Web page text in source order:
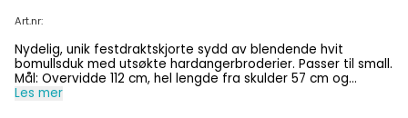
Art.nr:
Nydelig, unik festdraktskjorte sydd av blendende hvit
bomullsduk med utsøkte hardangerbroderier. Passer til small.
Mål: Overvidde 112 cm, hel lengde fra skulder 57 cm og
ermelangde inklusiv mansjett 57 cm. Vaskes på 40 grader
Les mer